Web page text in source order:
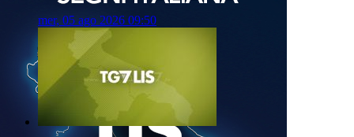
mer, 05 ago 2026 09:50